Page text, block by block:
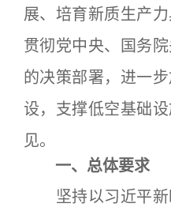
展、培育新质生产
贯彻党中央、国务
的决策部署，进一
设，支撑低空基础
见。
一、总体要求
坚持以习近平新